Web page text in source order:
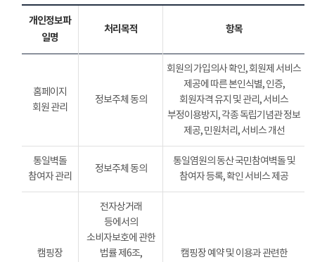
개인정보파
일명
처리목적 항목
홈페이지
회원 관리
정보주체 동의
회원의 가입의사 확인, 회원제 서비스
제공에 따른 본인식별, 인증,
회원자격 유지 및 관리, 서비스
부정이용방지, 각종 독립기념관 정보
제공, 민원처리, 서비스 개선
통일벽돌
참여자 관리
정보주체 동의
통일염원의 동산 국민참여벽돌 및
참여자 등록, 확인 서비스 제공
캠핑장
전자상거래
등에서의
소비자보호에 관한
법률 제6조,
캠핑장 예약 및 이용과 관련한